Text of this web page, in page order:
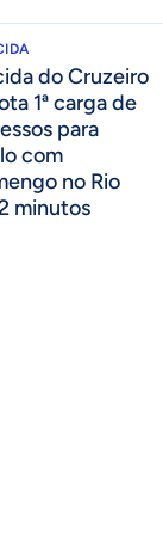
do Cruzeiro
1ª carga de
para
com
no Rio
minutos